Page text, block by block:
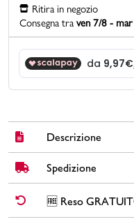
contatti
pcard
Gift card
Ritira in negozio
Consegna tra ven 7/8 -
Descrizione
Queste sneakers bianche
le piccole avventuriere!
sintetico e rivestimento
garantiscono comfort e
Spedizione
✅ Spedizione Standard
giornilavorativi. Per ordini
🆓 Reso